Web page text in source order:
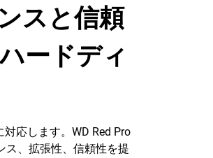
スと信頼
ードディ
応します。WD Red Pro
ス、拡張性、信頼性を提